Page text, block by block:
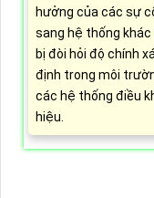
hưởng của các sự
sang hệ thống
bị đòi hỏi độ chính
định trong môi
các hệ thống điều
hiệu.